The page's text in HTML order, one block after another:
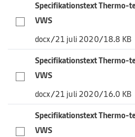
Specifikationstext Thermo-
VWS
docx/21 juli 2020/18.8 KB
Specifikationstext Thermo-
VWS
docx/21 juli 2020/16.0 KB
Specifikationstext Thermo-
VWS